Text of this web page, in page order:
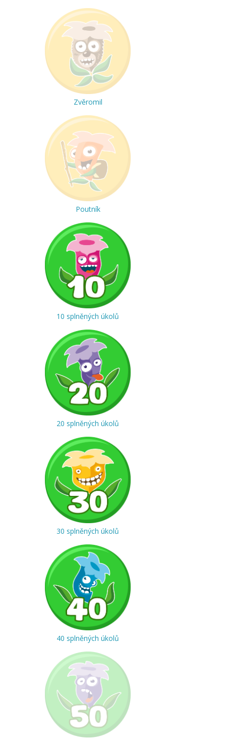
Zvěromil
Poutník
10 splněných úkolů
20 splněných úkolů
30 splněných úkolů
40 splněných úkolů